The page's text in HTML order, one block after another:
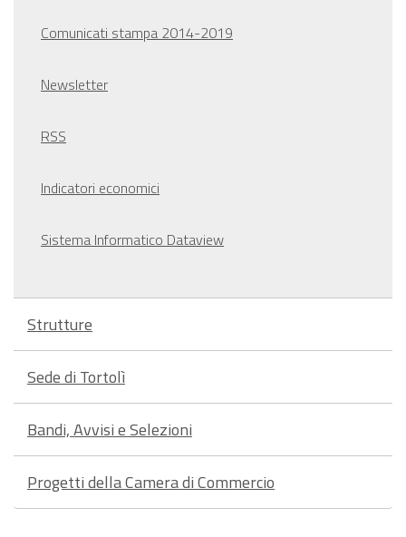
Comunicati stampa 2014-2019
Newsletter
RSS
Indicatori economici
Sistema Informatico Dataview
Strutture
Sede di Tortolì
Bandi, Avvisi e Selezioni
Progetti della Camera di Commercio